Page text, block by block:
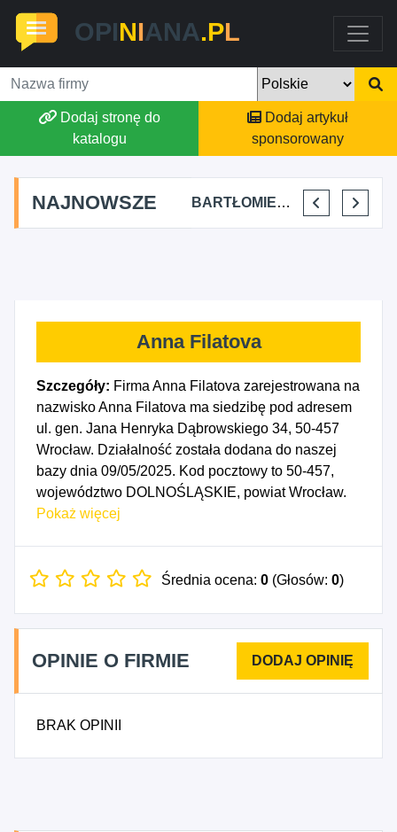
OPINIANA.PL
Dodaj stronę do
katalogu
Dodaj artykuł
sponsorowany
NAJNOWSZE
FJK-IT FILIP SZYMAŃSKI BARTŁOMIEJ DYLIK CLOUDY AFFAIRS INTERNATIONAL KRYSTIAN PISULA
Anna Filatova
Szczegóły: Firma Anna Filatova zarejestrowana na
nazwisko Anna Filatova ma siedzibę pod adresem
ul. gen. Jana Henryka Dąbrowskiego 34, 50-457
Wrocław. Działalność została dodana do naszej
bazy dnia 09/05/2025. Kod pocztowy to 50-457,
województwo DOLNOŚLĄSKIE, powiat Wrocław.
Data rozpoczęcia działalności gospodarczej
Działalność w zakresie pielęgnacji urody i
Pokaż więcej
Średnia ocena: 0 (Głosów: 0)
OPINIE O FIRMIE
BRAK OPINII